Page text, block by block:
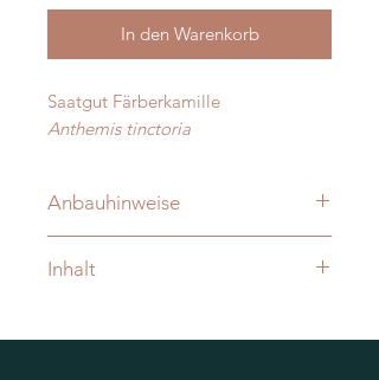
In den Warenkorb
Saatgut Färberkamille
Anthemis tinctoria
Anbauhinweise
Inhalt